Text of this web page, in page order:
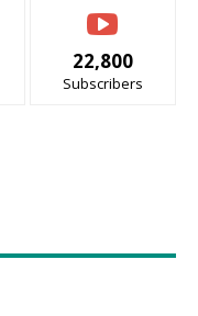
22,800
Subscribers